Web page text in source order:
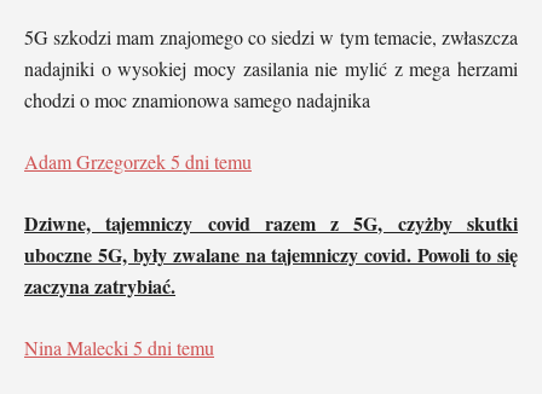
5G szkodzi mam znajomego co siedzi w tym temacie, zwłaszcza
nadajniki o wysokiej mocy zasilania nie mylić z mega herzami
chodzi o moc znamionowa samego nadajnika
Adam Grzegorzek5 dni temu
Dziwne, tajemniczy covid razem z 5G, czyżby skutki
uboczne 5G, były zwalane na tajemniczy covid. Powoli to się
zaczyna zatrybiać.
Nina Malecki 5 dni temu